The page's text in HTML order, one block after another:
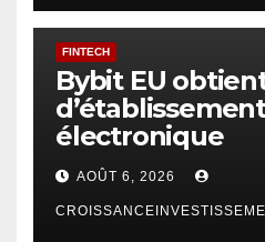
FINTECH
Bybit EU
électronique
AOÛT 6, 2026